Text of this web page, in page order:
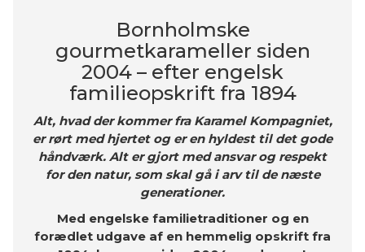
Bornholmske
gourmetkarameller siden
2004 – efter engelsk
familieopskrift fra 1894
Alt, hvad der kommer fra Karamel Kompagniet,
er rørt med hjertet og er en hyldest til det gode
håndværk. Alt er gjort med ansvar og respekt
for den natur, som skal gå i arv til de næste
generationer.
Med engelske familietraditioner og en
forædlet udgave af en hemmelig opskrift fra